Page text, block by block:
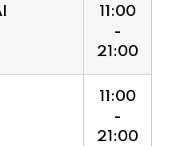
11:00
-
21:00
11:00
-